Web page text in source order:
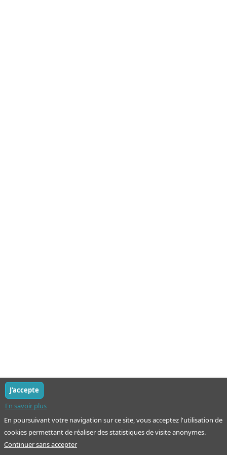
En poursuivant votre navigation sur ce site, vous acceptez l'utilisation de
cookies permettant de réaliser des statistiques de visite anonymes.
En savoir plus
J'accepte
Continuer sans accepter